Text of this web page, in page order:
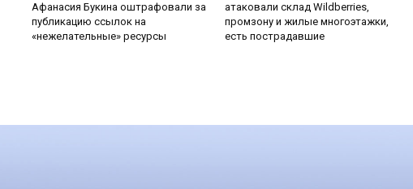
Афанасия Букина оштрафовали за
публикацию ссылок на
«нежелательные» ресурсы
атаковали склад Wildberries,
промзону и жилые многоэтажки,
есть пострадавшие